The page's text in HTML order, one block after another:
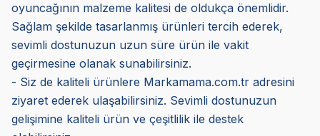
oyuncağının malzeme kalitesi de oldukça önemlidir.
Sağlam şekilde tasarlanmış ürünleri tercih ederek,
sevimli dostunuzun uzun süre ürün ile vakit
geçirmesine olanak sunabilirsiniz.
- Siz de kaliteli ürünlere Markamama.com.tr adresini
ziyaret ederek ulaşabilirsiniz. Sevimli dostunuzun
gelişimine kaliteli ürün ve çeşitlilik ile destek